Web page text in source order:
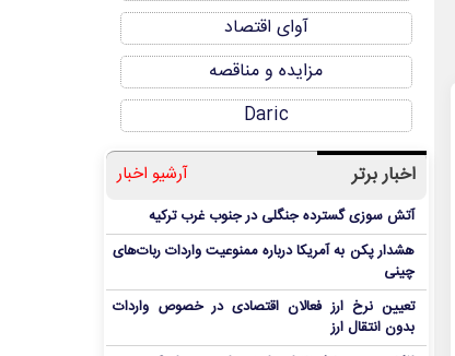
آوای اقتصاد
مزایده و مناقصه
Daric
اخبار برتر آرشیو اخبار
آتش سوزی گسترده جنگلی در جنوب غرب ترکیه
هشدار پکن به آمریکا درباره ممنوعیت واردات ربات‌های
چینی
تعیین نرخ ارز فعالان اقتصادی در خصوص واردات
بدون انتقال ارز